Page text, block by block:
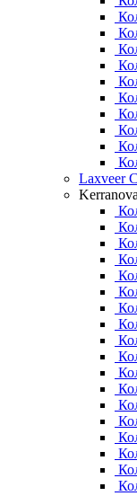
Laxveer